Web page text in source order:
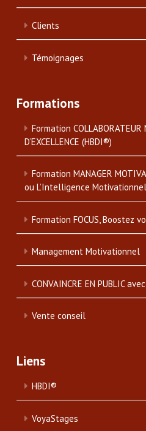
Clients
Témoignages
Formations
Formation COLLABORATEUR
D’EXCELLENCE (HBDI®)
Formation MANAGER
ou L’Intelligence
Formation FOCUS, Boostez
Management Motivationnel
CONVAINCRE EN PUBLIC
Vente conseil
Liens
HBDI®
VoyaStages